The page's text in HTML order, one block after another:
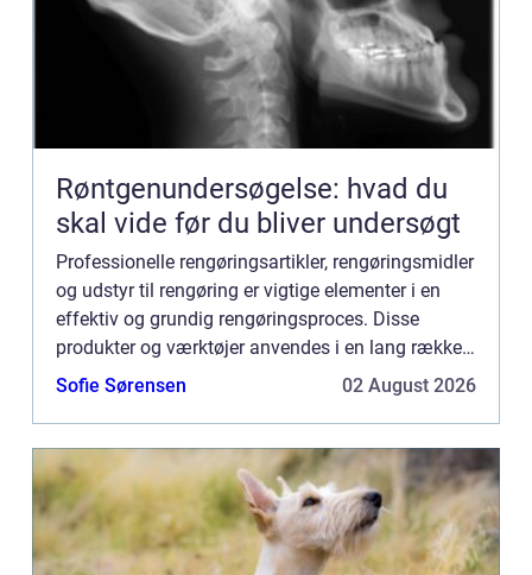
Røntgenundersøgelse: hvad du
skal vide før du bliver undersøgt
Professionelle rengøringsartikler, rengøringsmidler
og udstyr til rengøring er vigtige elementer i en
effektiv og grundig rengøringsproces. Disse
produkter og værktøjer anvendes i en lang række
forskellige miljøer, herunder kontorer, skoler,
Sofie Sørensen 02 August 2026